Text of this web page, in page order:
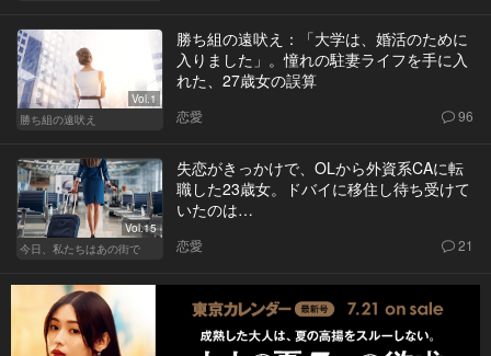
Vol.1
勝ち組の遠吠え
勝ち組の遠吠え：「大学は、婚活のために
入りました」。憧れの駐妻ライフを手に入
れた、27歳女の誤算
恋愛 96
Vol.15
今日、私たちはあの街で
失恋がきっかけで、OLから外資系CAに転
職した23歳女。ドバイに移住し待ち受けて
いたのは…
恋愛 21